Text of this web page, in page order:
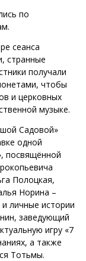
по
сеанса
странные
получали
чтобы
и церковных
музыке.
Садовой»
одной
посвящённой
Полоцкая,
Норина –
личные истории
заведующий
игру «7
а также
Тотьмы.